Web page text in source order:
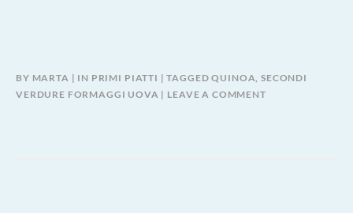
BY MARTA IN PRIMI PIATTI TAGGEDQUINOA ,SECONDI
VERDURE FORMAGGI UOVA
LEAVE A COMMENT